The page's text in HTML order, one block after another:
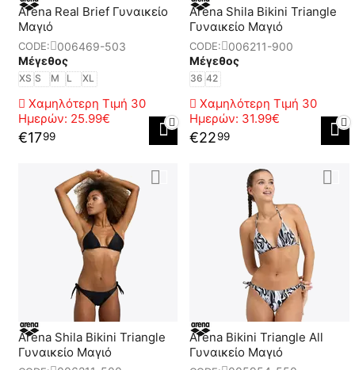
Arena Real Brief Γυναικείο
Μαγιό
CODE:
006469-503
Μέγεθος
XS S M L XL
Χαμηλότερη Τιμή 30
Ημερών: 25.99€
€1799
Arena Shila Bikini Triangle
Γυναικείο Μαγιό
CODE:
006211-900
Μέγεθος
36 42
Χαμηλότερη Τιμή 30
Ημερών: 31.99€
€2299
Arena Shila Bikini Triangle
Γυναικείο Μαγιό
Arena Bikini Triangle All
Γυναικείο Μαγιό